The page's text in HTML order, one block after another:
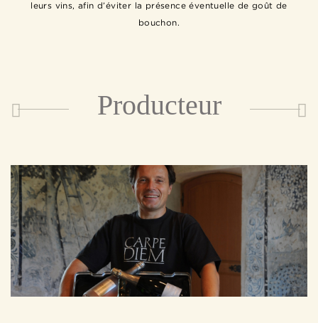
leurs vins, afin d’éviter la présence éventuelle de goût de
bouchon.
Producteur